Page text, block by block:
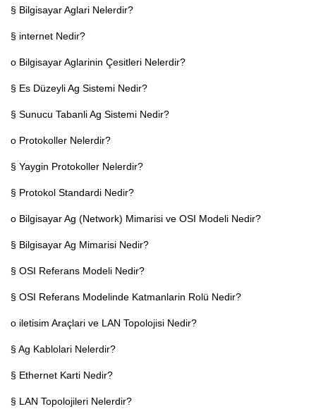
§ Bilgisayar Aglari Nelerdir?
§ internet Nedir?
o Bilgisayar Aglarinin Çesitleri Nelerdir?
§ Es Düzeyli Ag Sistemi Nedir?
§ Sunucu Tabanli Ag Sistemi Nedir?
o Protokoller Nelerdir?
§ Yaygin Protokoller Nelerdir?
§ Protokol Standardi Nedir?
o Bilgisayar Ag (Network) Mimarisi ve OSI Modeli Nedir?
§ Bilgisayar Ag Mimarisi Nedir?
§ OSI Referans Modeli Nedir?
§ OSI Referans Modelinde Katmanlarin Rolü Nedir?
o iletisim Araçlari ve LAN Topolojisi Nedir?
§ Ag Kablolari Nelerdir?
§ Ethernet Karti Nedir?
§ LAN Topolojileri Nelerdir?